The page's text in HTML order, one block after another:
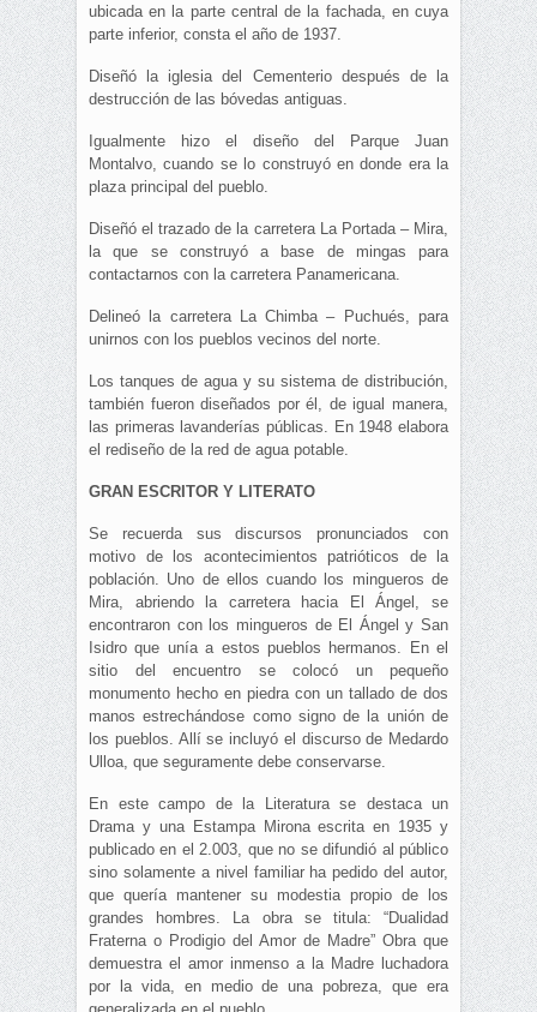
ubicada en la parte central de la fachada, en cuya
parte inferior, consta el año de 1937.
Diseñó la iglesia del Cementerio después de la
destrucción de las bóvedas antiguas.
Igualmente hizo el diseño del Parque Juan
Montalvo, cuando se lo construyó en donde era la
plaza principal del pueblo.
Diseñó el trazado de la carretera La Portada – Mira,
la que se construyó a base de mingas para
contactarnos con la carretera Panamericana.
Delineó la carretera La Chimba – Puchués, para
unirnos con los pueblos vecinos del norte.
Los tanques de agua y su sistema de distribución,
también fueron diseñados por él, de igual manera,
las primeras lavanderías públicas. En 1948 elabora
el rediseño de la red de agua potable.
GRAN ESCRITOR Y LITERATO
Se recuerda sus discursos pronunciados con
motivo de los acontecimientos patrióticos de la
población. Uno de ellos cuando los mingueros de
Mira, abriendo la carretera hacia El Ángel, se
encontraron con los mingueros de El Ángel y San
Isidro que unía a estos pueblos hermanos. En el
sitio del encuentro se colocó un pequeño
monumento hecho en piedra con un tallado de dos
manos estrechándose como signo de la unión de
los pueblos. Allí se incluyó el discurso de Medardo
Ulloa, que seguramente debe conservarse.
En este campo de la Literatura se destaca un
Drama y una Estampa Mirona escrita en 1935 y
publicado en el 2.003, que no se difundió al público
sino solamente a nivel familiar ha pedido del autor,
que quería mantener su modestia propio de los
grandes hombres. La obra se titula: “Dualidad
Fraterna o Prodigio del Amor de Madre” Obra que
demuestra el amor inmenso a la Madre luchadora
por la vida, en medio de una pobreza, que era